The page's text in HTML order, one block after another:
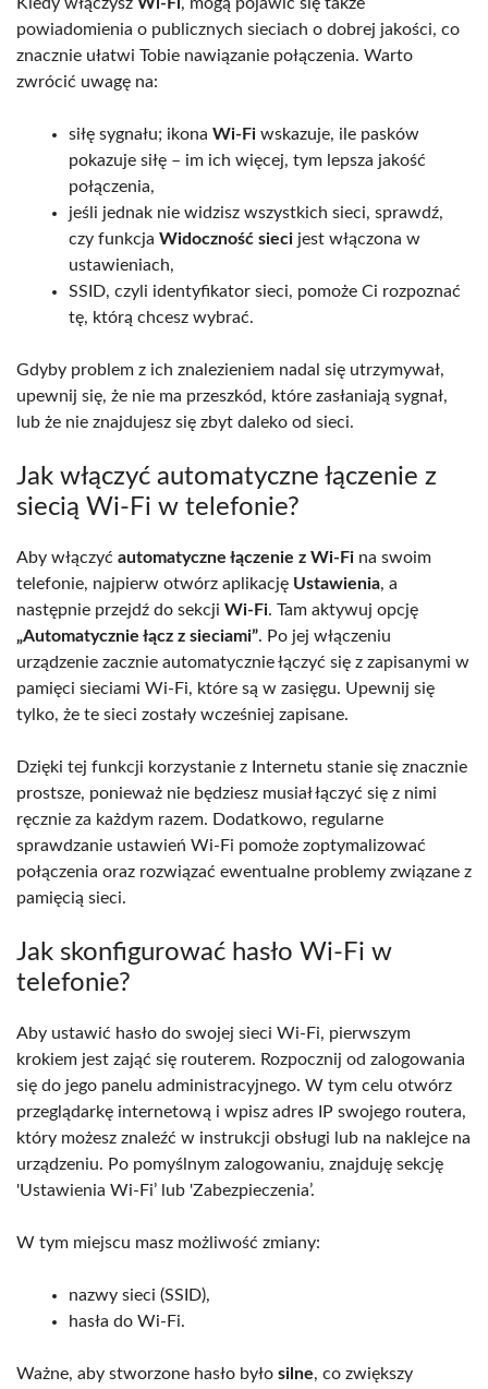
powiadomienia o publicznych sieciach o dobrej jakości, co
znacznie ułatwi Tobie nawiązanie połączenia. Warto
zwrócić uwagę na:
siłę sygnału; ikona Wi-Fi wskazuje, ile pasków
pokazuje siłę – im ich więcej, tym lepsza jakość
połączenia,
jeśli jednak nie widzisz wszystkich sieci, sprawdź,
czy funkcja Widoczność sieci jest włączona w
ustawieniach,
SSID, czyli identyfikator sieci, pomoże Ci rozpoznać
tę, którą chcesz wybrać.
Gdyby problem z ich znalezieniem nadal się utrzymywał,
upewnij się, że nie ma przeszkód, które zasłaniają sygnał,
lub że nie znajdujesz się zbyt daleko od sieci.
Jak włączyć automatyczne łączenie z
siecią Wi-Fi w telefonie?
Aby włączyć automatyczne łączenie z Wi-Fi na swoim
telefonie, najpierw otwórz aplikację Ustawienia, a
następnie przejdź do sekcji Wi-Fi. Tam aktywuj opcję
„Automatycznie łącz z sieciami”. Po jej włączeniu
urządzenie zacznie automatycznie łączyć się z zapisanymi w
pamięci sieciami Wi-Fi, które są w zasięgu. Upewnij się
tylko, że te sieci zostały wcześniej zapisane.
Dzięki tej funkcji korzystanie z Internetu stanie się znacznie
prostsze, ponieważ nie będziesz musiał łączyć się z nimi
ręcznie za każdym razem. Dodatkowo, regularne
sprawdzanie ustawień Wi-Fi pomoże zoptymalizować
połączenia oraz rozwiązać ewentualne problemy związane z
pamięcią sieci.
Jak skonfigurować hasło Wi-Fi w
telefonie?
Aby ustawić hasło do swojej sieci Wi-Fi, pierwszym
krokiem jest zająć się routerem. Rozpocznij od zalogowania
się do jego panelu administracyjnego. W tym celu otwórz
przeglądarkę internetową i wpisz adres IP swojego routera,
który możesz znaleźć w instrukcji obsługi lub na naklejce na
urządzeniu. Po pomyślnym zalogowaniu, znajduję sekcję
'Ustawienia Wi-Fi’ lub 'Zabezpieczenia’.
W tym miejscu masz możliwość zmiany:
nazwy sieci (SSID),
hasła do Wi-Fi.
Ważne, aby stworzone hasło było silne, co zwiększy